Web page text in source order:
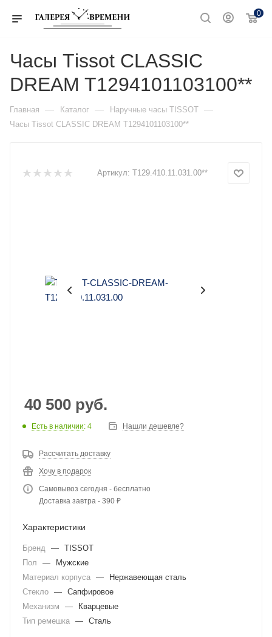
0
Часы Тissot CLASSIC
DREAM T1294101103100**
Главная — Каталог — Наручные часы TISSOT —
Часы Тissot CLASSIC DREAM T1294101103100**
Артикул: T129.410.11.031.00**
40 500 руб.
Есть в наличии: 4 Нашли дешевле?
Рассчитать доставку
Хочу в подарок
Самовывоз сегодня - бесплатно
Доставка завтра - 390 ₽
Характеристики
Бренд — TISSOT
Пол
—
Мужские
Материал корпуса —
Нержавеющая сталь
Стекло — Сапфировое
Механизм
—
Кварцевые
Тип ремешка — Сталь